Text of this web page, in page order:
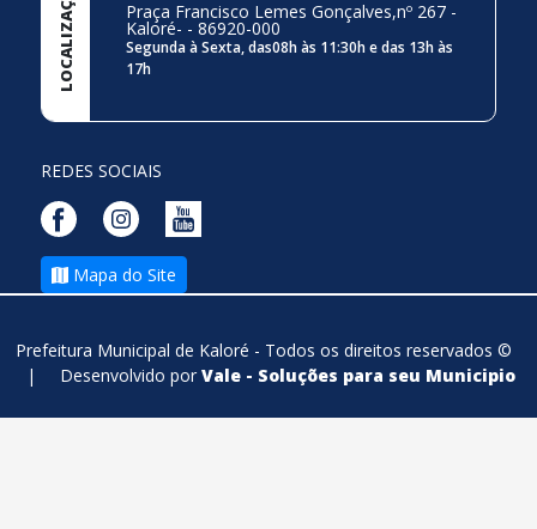
LOCALIZAÇÃO Praça Francisco Lemes Gonçalves,nº 267 -
Kaloré- - 86920-000
Segunda à Sexta, das08h às 11:30h e das 13h às
17h
REDES SOCIAIS
Mapa do Site
Prefeitura Municipal de Kaloré - Todos os direitos reservados ©
| Desenvolvido por Vale - Soluções para seu Municipio